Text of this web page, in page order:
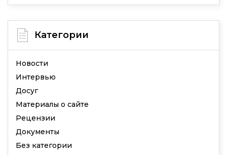
Категории
Новости
Интервью
Досуг
Материалы о сайте
Рецензии
Документы
Без категории